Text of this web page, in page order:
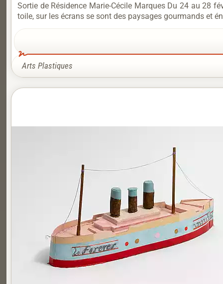
Sortie de Résidence Marie-Cécile Marques Du 24 au 28
toile, sur les écrans se sont des paysages gourmands et
Arts Plastiques